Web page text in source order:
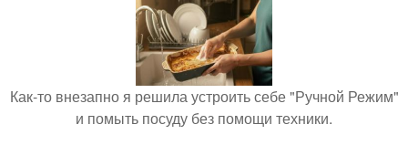
Как-то внезапно я решила устроить себе "Ручной Режим"
и помыть посуду без помощи техники.